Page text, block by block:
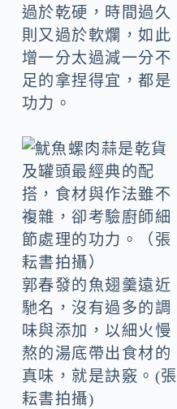
過於乾硬，時間過久
則又過於軟爛，如此
增一分太過減一分不
足的拿捏得宜，都是
功力。
郭春發的魚翅羹遠近
馳名，沒有過多的調
味與添加，以細火慢
熬的湯底帶出食材的
真味，就是訣竅。(張
耘書拍攝)